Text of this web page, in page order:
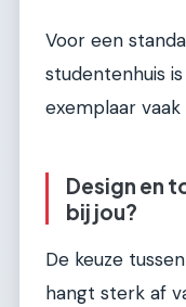
Voor een
studentenhuis
exemplaar vaak
Design en
bij jou?
De keuze
hangt sterk af